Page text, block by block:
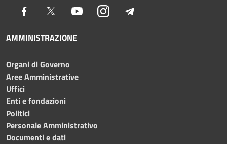
Facebook Twitter YoutubeInstagram
AMMINISTRAZIONE
Organi di Governo
Aree Amministrative
Uffici
Enti e fondazioni
Politici
Personale Amministrativo
Documenti e dati